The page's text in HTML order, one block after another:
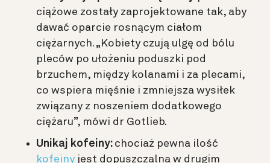
ciążowe zostały zaprojektowane tak, aby
dawać oparcie rosnącym ciałom
ciężarnych. „Kobiety czują ulgę od bólu
pleców po ułożeniu poduszki pod
brzuchem, między kolanami i za plecami,
co wspiera mięśnie i zmniejsza wysiłek
związany z noszeniem dodatkowego
ciężaru”, mówi dr Gotlieb.
Unikaj kofeiny: chociaż pewna ilość
kofeiny jest dopuszczalna w drugim